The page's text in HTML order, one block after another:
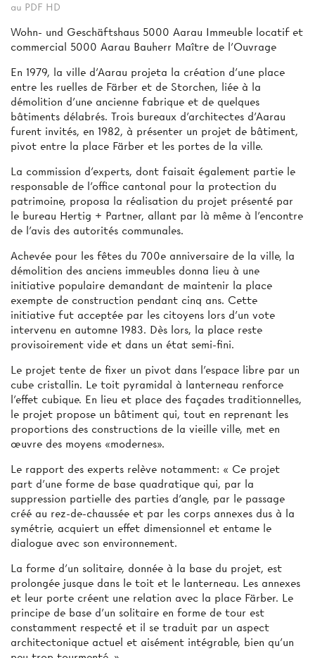
au PDF HD
Wohn- und Geschäftshaus 5000 Aarau Immeuble locatif et
commercial 5000 Aarau Bauherr Maître de l'Ouvrage
En 1979, la ville d'Aarau projeta la création d'une place
entre les ruelles de Färber et de Storchen, liée à la
démolition d'une ancienne fabrique et de quelques
bâtiments délabrés. Trois bureaux d'architectes d'Aarau
furent invités, en 1982, à présenter un projet de bâtiment,
pivot entre la place Färber et les portes de la ville.
La commission d'experts, dont faisait également partie le
responsable de l'office cantonal pour la protection du
patrimoine, proposa la réalisation du projet présenté par
le bureau Hertig + Partner, allant par là même à l'encontre
de l'avis des autorités communales.
Achevée pour les fêtes du 700e anniversaire de la ville, la
démolition des anciens immeubles donna lieu à une
initiative populaire demandant de maintenir la place
exempte de construction pendant cinq ans. Cette
initiative fut acceptée par les citoyens lors d'un vote
intervenu en automne 1983. Dès lors, la place reste
provisoirement vide et dans un état semi-fini.
Le projet tente de fixer un pivot dans l'espace libre par un
cube cristallin. Le toit pyramidal à lanterneau renforce
l'effet cubique. En lieu et place des façades traditionnelles,
le projet propose un bâtiment qui, tout en reprenant les
proportions des constructions de la vieille ville, met en
œuvre des moyens «modernes».
Le rapport des experts relève notamment: « Ce projet
part d'une forme de base quadratique qui, par la
suppression partielle des parties d'angle, par le passage
créé au rez-de-chaussée et par les corps annexes dus à la
symétrie, acquiert un effet dimensionnel et entame le
dialogue avec son environnement.
La forme d'un solitaire, donnée à la base du projet, est
prolongée jusque dans le toit et le lanterneau. Les annexes
et leur porte créent une relation avec la place Färber. Le
principe de base d'un solitaire en forme de tour est
constamment respecté et il se traduit par un aspect
architectonique actuel et aisément intégrable, bien qu’un